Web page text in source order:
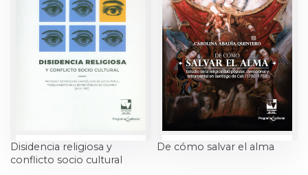
Matemáticas
Medicina
Medioambiente
Narcotráfico
Disidencia religiosa y
conflicto socio cultural
De cómo salvar el alma